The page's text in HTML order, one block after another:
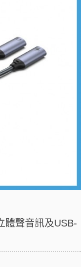
體聲音訊及USB-